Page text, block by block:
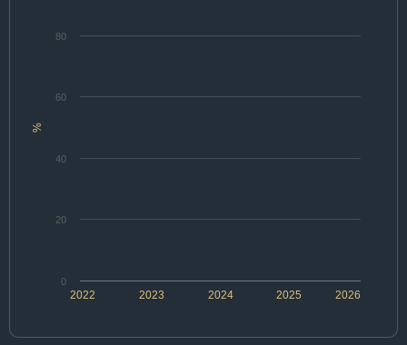
%
2022 2024 2026
2023 2025
0
20
40
60
80